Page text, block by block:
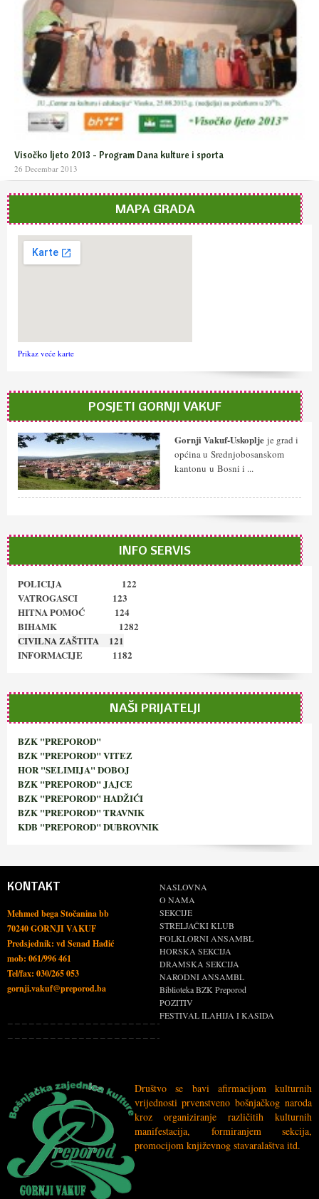
Visočko ljeto 2013 - Program Dana kulture i sporta
26 Decembar 2013
MAPA GRADA
Prikaz veće karte
POSJETI GORNJI VAKUF
Gornji Vakuf-Uskoplje je grad i
općina u Srednjobosanskom
kantonu u Bosni i ...
INFO SERVIS
POLICIJA 122
VATROGASCI 123
HITNA POMOĆ 124
BIHAMK 1282
CIVILNA ZAŠTITA 121
INFORMACIJE 1182
NAŠI PRIJATELJI
BZK "PREPOROD"
BZK "PREPOROD" VITEZ
HOR "SELIMIJA" DOBOJ
BZK "PREPOROD" JAJCE
BZK "PREPOROD" HADŽIĆI
BZK "PREPOROD" TRAVNIK
KDB "PREPOROD" DUBROVNIK
KONTAKT
Mehmed bega Stočanina bb
70240 GORNJI VAKUF
Predsjednik: vd Senad Hađić
mob: 061/996 461
Tel/fax: 030/265 053
gornji.vakuf@preporod.ba
NASLOVNA
O NAMA
SEKCIJE
STRELJAČKI KLUB
FOLKLORNI ANSAMBL
HORSKA SEKCIJA
DRAMSKA SEKCIJA
NARODNI ANSAMBL
Biblioteka BZK Preporod
POZITIV
FESTIVAL ILAHIJA I KASIDA
Društvo se bavi afirmacijom kulturnih
vrijednosti prvenstveno bošnjačkog naroda
kroz organiziranje različitih kulturnih
manifestacija, formiranjem sekcija,
promocijom književnog stavaralaštva itd.